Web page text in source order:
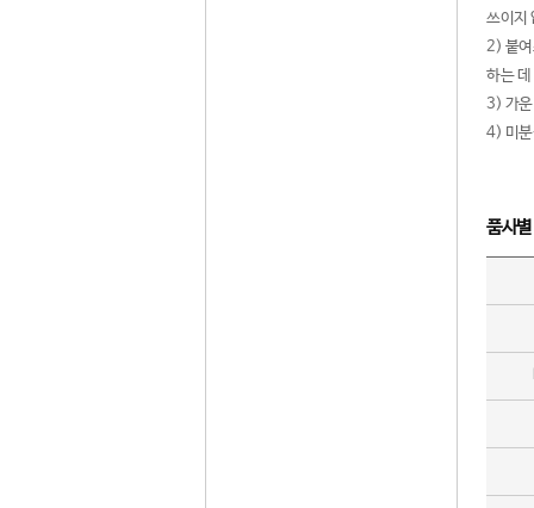
쓰이지
2) 붙여
하는
3) 가운
4) 미분
품사